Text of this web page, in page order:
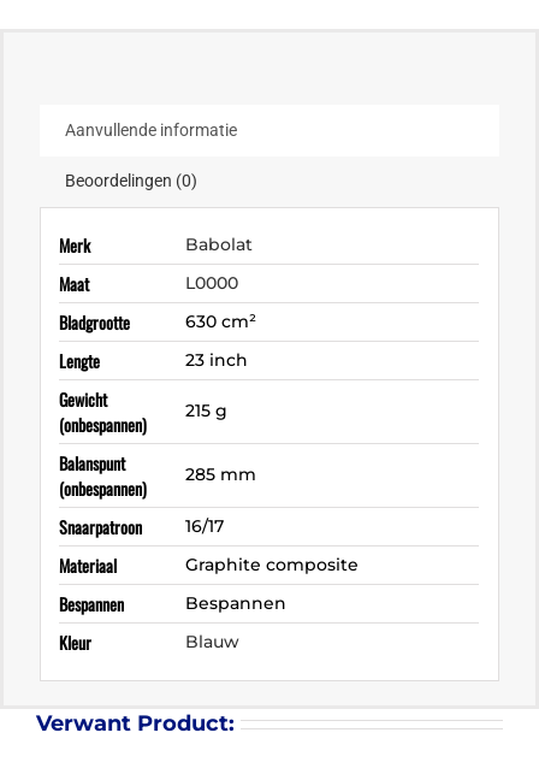
Aanvullende informatie
Beoordelingen (0)
Merk Babolat
Maat L0000
Bladgrootte 630 cm²
Lengte 23 inch
Gewicht
(onbespannen)
215 g
Balanspunt
(onbespannen)
285 mm
Snaarpatroon 16/17
Materiaal Graphite composite
Bespannen Bespannen
Kleur Blauw
Verwant Product: